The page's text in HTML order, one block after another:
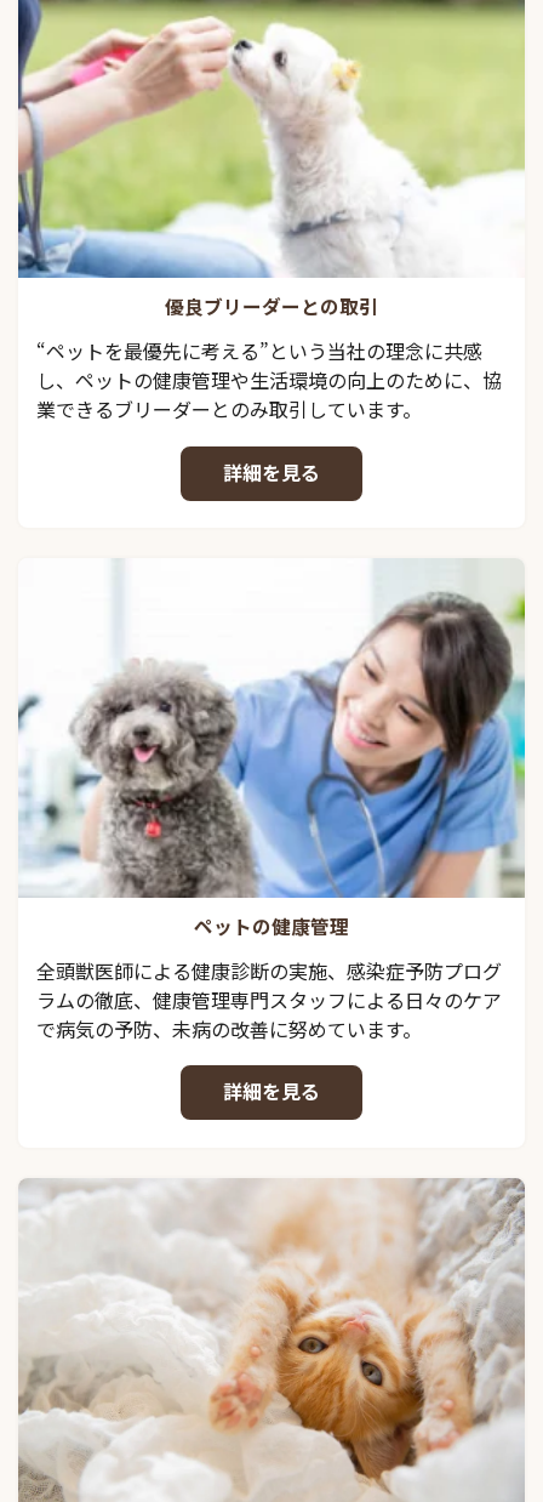
優良ブリーダーとの取引
“ペットを最優先に考える”という当社の理念に共感
し、ペットの健康管理や生活環境の向上のために、協
業できるブリーダーとのみ取引しています。
詳細を見る
ペットの健康管理
全頭獣医師による健康診断の実施、感染症予防プログ
ラムの徹底、健康管理専門スタッフによる日々のケア
で病気の予防、未病の改善に努めています。
詳細を見る